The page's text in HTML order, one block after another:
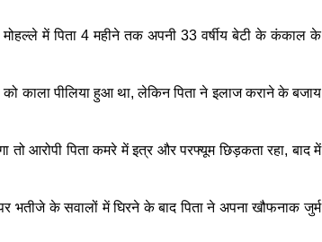
में पिता 4 महीने तक अपनी 33 वर्षीय बेटी के कंकाल के
काला पीलिया हुआ था, लेकिन पिता ने इलाज कराने के बजाय
आरोपी पिता कमरे में इत्र और परफ्यूम छिड़कता रहा, बाद में
भतीजे के सवालों में घिरने के बाद पिता ने अपना खौफनाक जुर्म